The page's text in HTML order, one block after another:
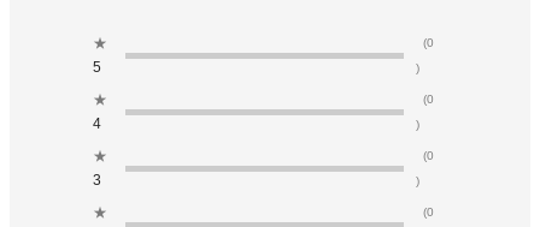
★
5
(0
)
★
4
(0
)
★
3
(0
)
★
(0